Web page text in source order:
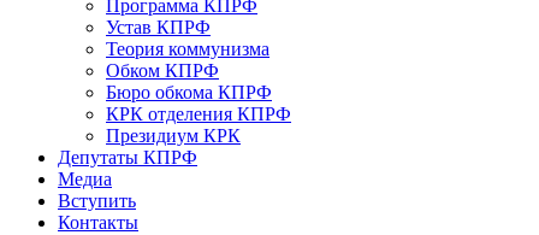
Программа КПРФ
Устав КПРФ
Теория коммунизма
Обком КПРФ
Бюро обкома КПРФ
КРК отделения КПРФ
Президиум КРК
Депутаты КПРФ
Медиа
Вступить
Контакты